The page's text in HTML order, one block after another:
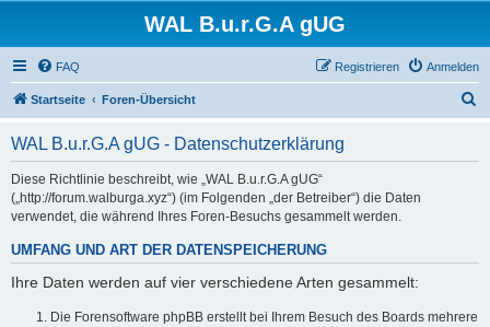
WAL B.u.r.G.A gUG
FAQ Anmelden
Registrieren
Startseite Foren-Übersicht
WAL B.u.r.G.A gUG - Datenschutzerklärung
Diese Richtlinie beschreibt, wie „WAL B.u.r.G.A gUG“
(„http://forum.walburga.xyz“) (im Folgenden „der Betreiber“) die Daten
verwendet, die während Ihres Foren-Besuchs gesammelt werden.
UMFANG UND ART DER DATENSPEICHERUNG
Ihre Daten werden auf vier verschiedene Arten gesammelt:
Die Forensoftware phpBB erstellt bei Ihrem Besuch des Boards mehrere